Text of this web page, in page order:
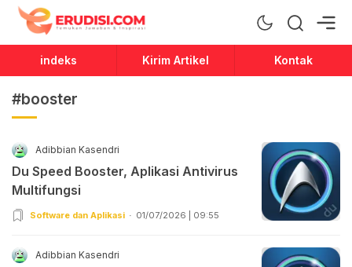
Erudisi
Temukan Jawaban dan Inspirasi
indeks Kirim Artikel Kontak
#booster
Adibbian Kasendri
Du Speed Booster, Aplikasi Antivirus
Multifungsi
Software dan Aplikasi 01/07/2026 | 09:55
Adibbian Kasendri